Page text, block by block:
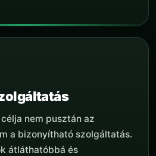
nem pusztán az
a bizonyítható szolgáltatás.
átláthatóbbá és